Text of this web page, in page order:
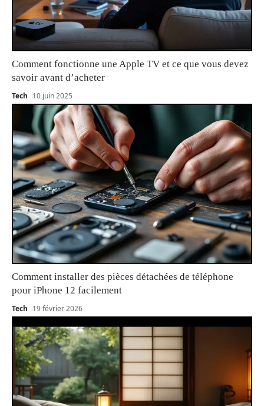
Comment fonctionne une Apple TV et ce que vous devez
savoir avant d’acheter
Tech 10 juin 2025
Comment installer des pièces détachées de téléphone
pour iPhone 12 facilement
Tech 19 février 2026